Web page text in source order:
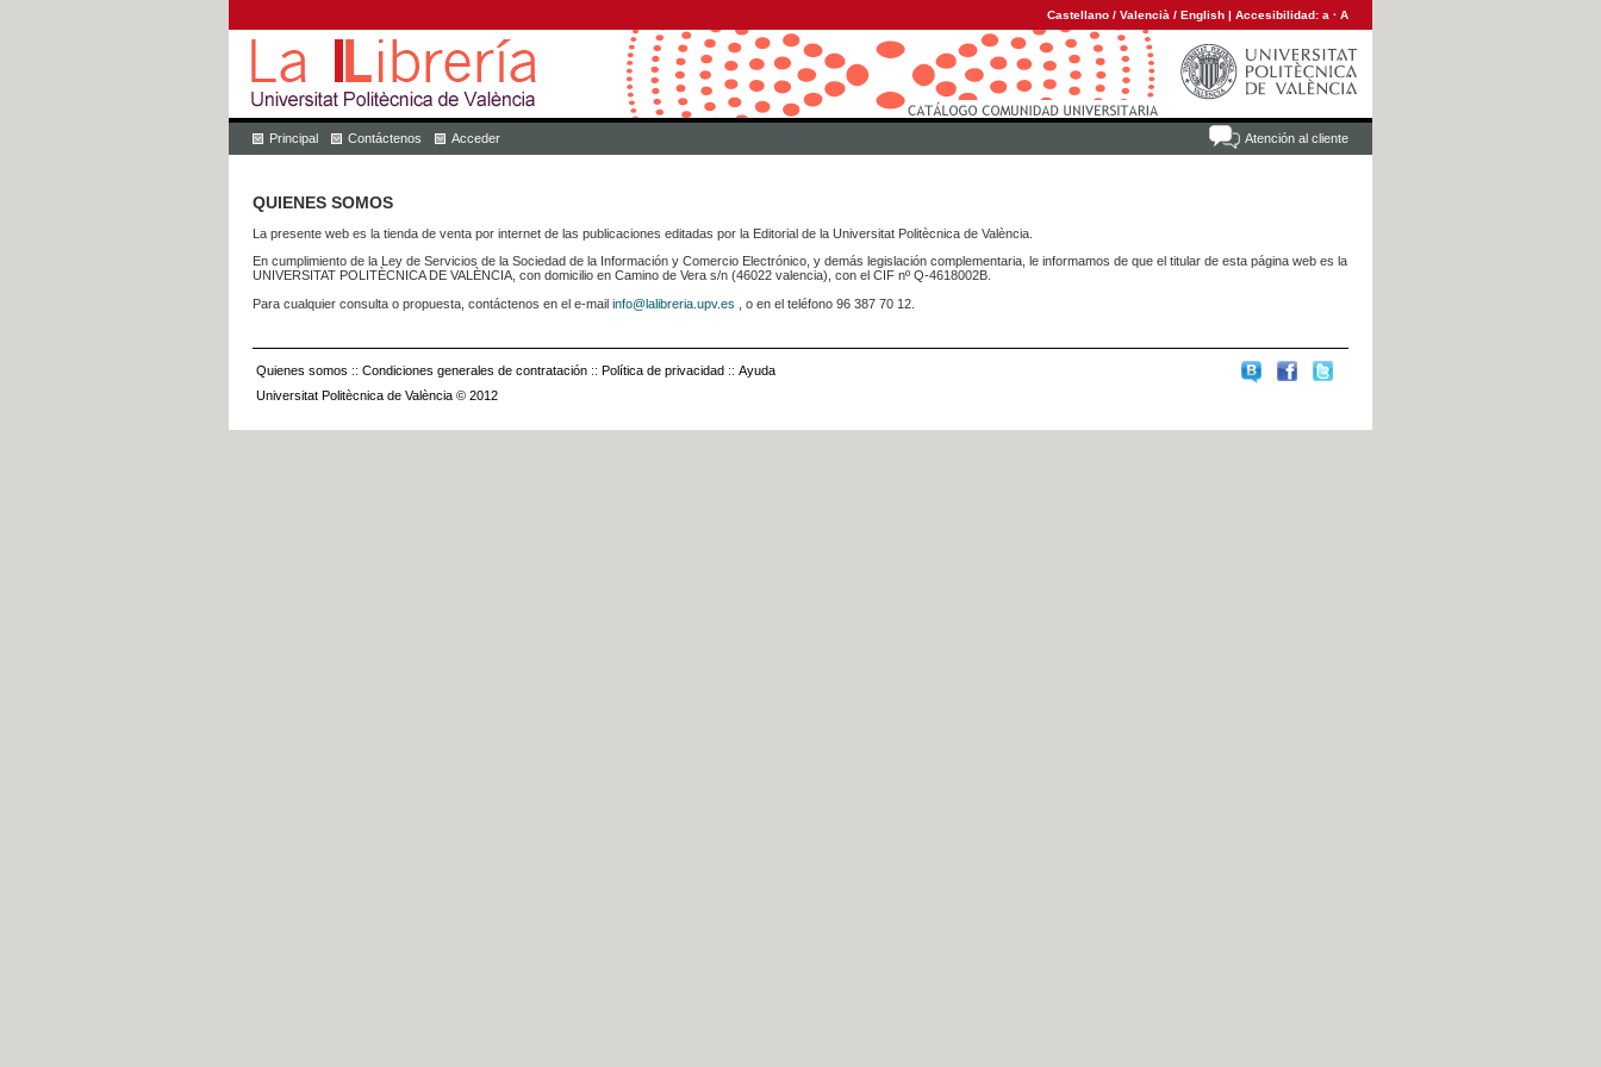
Castellano / Valencià / English | Accesibilidad: a · A
Atención al cliente
Principal Contáctenos Acceder
QUIENES SOMOS
La presente web es la tienda de venta por internet de las publicaciones editadas por la Editorial de la Universitat Politècnica de València.
En cumplimiento de la Ley de Servicios de la Sociedad de la Información y Comercio Electrónico, y demás legislación complementaria, le informamos de que el titular de esta página web es la
UNIVERSITAT POLITÈCNICA DE VALÈNCIA, con domicilio en Camino de Vera s/n (46022 valencia), con el CIF nº Q-4618002B.
Para cualquier consulta o propuesta, contáctenos en el e-mail info@lalibreria.upv.es , o en el teléfono 96 387 70 12.
Quienes somos :: Condiciones generales de contratación :: Política de privacidad :: Ayuda
Universitat Politècnica de València © 2012